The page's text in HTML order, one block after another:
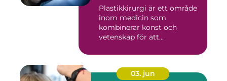
Plastikkirurgi är ett område
inom medicin som
kombinerar konst och
vetenskap för att...
03. jun